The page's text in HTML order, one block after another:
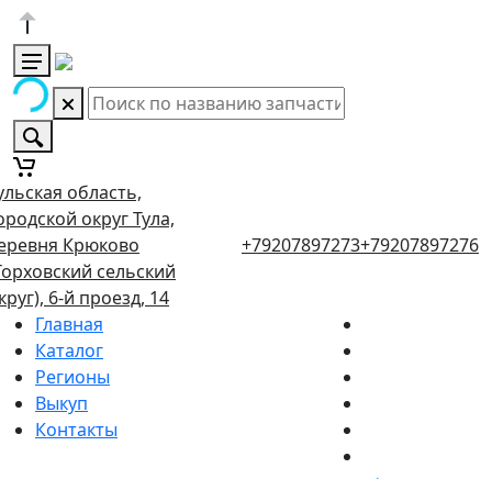
область,
округ Тула,
Крюково
сельский
6-й проезд, 14
+79207897273+79207897276
Главная
Каталог
Регионы
Выкуп
Контакты